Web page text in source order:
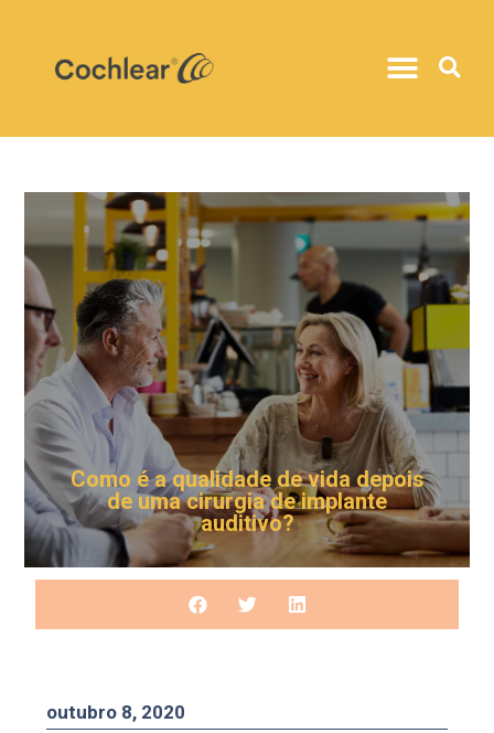
Como é a qualidade de vida depois
de uma cirurgia de implante
auditivo?
outubro 8, 2020